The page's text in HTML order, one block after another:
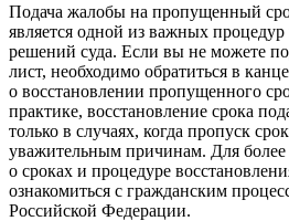
Подача жалобы на пропущенный
является одной из важных
решений суда. Если вы не можете
лист, необходимо обратиться в
о восстановлении пропущенного
практике, восстановление срока
только в случаях, когда пропуск
уважительным причинам. Для
о сроках и процедуре
ознакомиться с гражданским
Российской Федерации.